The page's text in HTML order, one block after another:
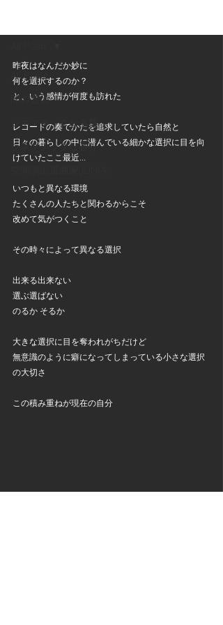
All Posts
間の芸術
シネマチックな名盤
シネマチックな香り
昨夜はなんだか妙に
何を選択するのか？
と、いう感情が何度も訪れた
レコードの奏でかたを追求していたら自然と
日々の暮らしの中に潜んでいる細かな選択に目を向
けていたここ最近...
いつもと異なる環境
たくさんの人たちと関わるからこそ
改めて気がつくこと
その時々によって異なる選択
出来る出来ない
選ぶ選ばない
のるか そるか
大きな選択に目を奪われがちだけど
無意識のように癖になってしまっている小さな選択
の大切さ
この積み重ねが現在の自分